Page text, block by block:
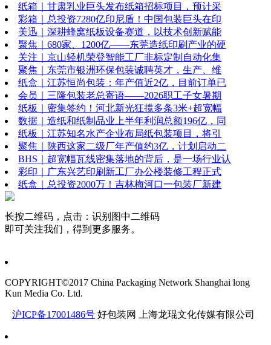
纸箱｜甘肃乳业巨头发布纸箱招标项目，预计采
彩箱｜总投资7280亿印尼盾！中国包装巨头在印
美迅｜深耕蜂窝纸板设备赛道，以技术创新赋能
聚焦｜680家、1200亿——东莞造纸印刷产业的硬
关注｜京山轻机荣登智能工厂非标定制自动化集
聚焦｜东莞市银洲环保包装诚聘英才，生产、维
纸盒｜江苏恒尚包装：年产值近2亿，目前订单已
会员｜三隆包装老总寄语——2026职工子女暑期
纸板｜密集签约！河北新光狂揽多条3米+超宽幅
数据｜造纸和纸制品业上半年利润总额196亿，同
纸板｜江苏知名水产企业布局纸包装项目，将引
聚焦｜陕西这家二级厂年产值约3亿，计划启动二
BHS｜超宽幅瓦线密集落地的背后，是一场行业认
彩印｜广东兴艺印刷新工厂办公楼装修工程正式
纸盒｜总投资2000万！吉林梅河口一包装厂新建
长按二维码，点击：识别图中二维码
即可关注我们，得到更多服务。
COPYRIGHT©2017 China Packaging Network Shanghai long
Kun Media Co. Ltd.
沪ICP备17001486号 好包装网 上海龙琨文化传媒有限公司